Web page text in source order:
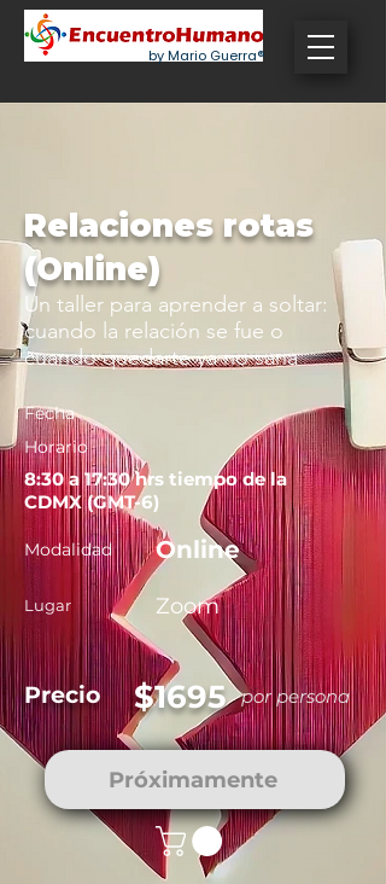
by Mario Guerra®
Relaciones rotas
(Online)
Un taller para aprender a soltar:
cuando la relación se fue o
cuando quedarte ya no sana
Fecha
Horario
8:30 a 17:30 hrs tiempo de la
CDMX (GMT-6)
Modalidad Online
Lugar Zoom
Precio $1695 por persona
Próximamente